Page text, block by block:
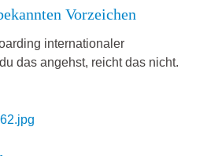
Vorzeichen
internationaler
das angehst, reicht das nicht.